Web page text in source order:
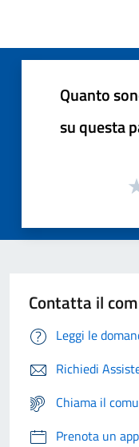
Quanto
su questa
Contatta il
Leggi le
Richiedi
Chiama il
Prenota un